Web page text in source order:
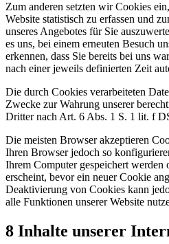
Zum anderen setzten wir Cookies
Website statistisch zu erfassen und
unseres Angebotes für Sie
es uns, bei einem erneuten Besuch
erkennen, dass Sie bereits bei uns
nach einer jeweils definierten Zeit
Die durch Cookies verarbeiteten
Zwecke zur Wahrung unserer
Dritter nach Art. 6 Abs. 1 S. 1 lit. f
Die meisten Browser akzeptieren
Ihren Browser jedoch so
Ihrem Computer gespeichert werden
erscheint, bevor ein neuer Cookie
Deaktivierung von Cookies kann
alle Funktionen unserer Website
8 Inhalte unserer